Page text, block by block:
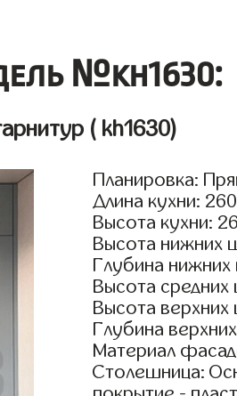
№kh1630:
( kh1630)
Планировка:
Длина кухни:
Высота кухни:
Высота нижних
Глубина
Высота
Высота
Глубина
Материал
Столешница: